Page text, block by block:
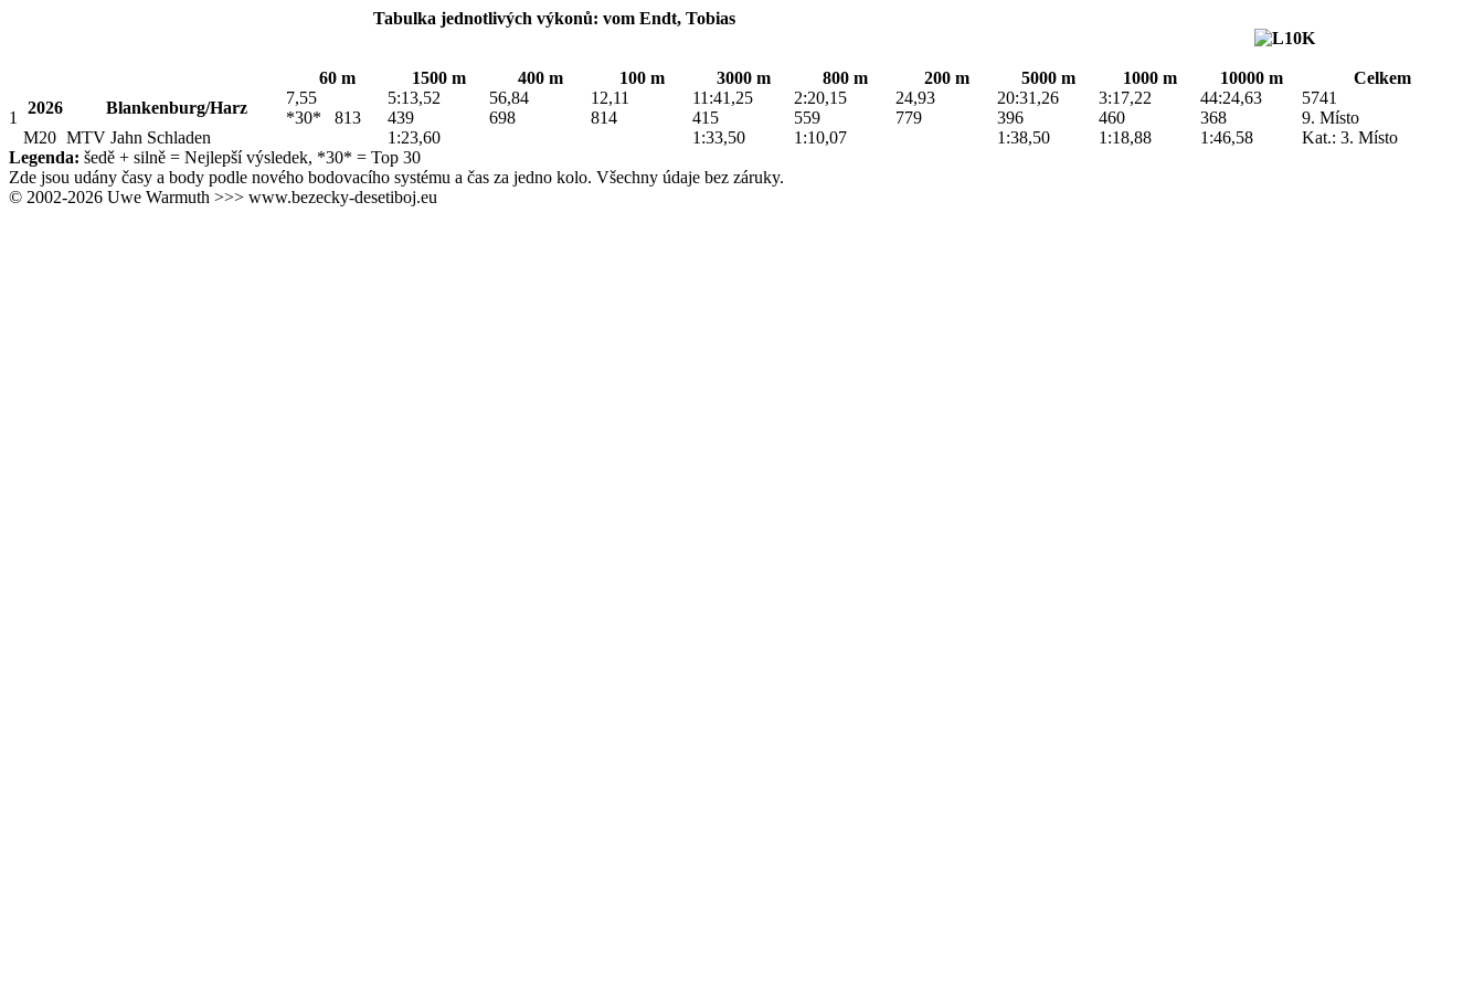
Tabulka jednotlivých výkonů: vom Endt, Tobias
60 m 1500 m 400 m 100 m 3000 m 800 m 200 m 5000 m 1000 m 10000 m Celkem
1
2026 Blankenburg/Harz
7,55 5:13,52 56,84 12,11 11:41,25 2:20,15 24,93 20:31,26 3:17,22 44:24,63
5741
*30* 813
439 698 814 415 559 779 396 460 368
9. Místo
M20 MTV Jahn Schladen 1:23,60 1:33,50 1:10,07 1:38,50 1:18,88 1:46,58
Kat.: 3. Místo
Legenda: šedě + silně = Nejlepší výsledek, *30* = Top 30
Zde jsou udány časy a body podle nového bodovacího systému a čas za jedno kolo. Všechny údaje bez záruky.
© 2002-2026 Uwe Warmuth >>> www.bezecky-desetiboj.eu